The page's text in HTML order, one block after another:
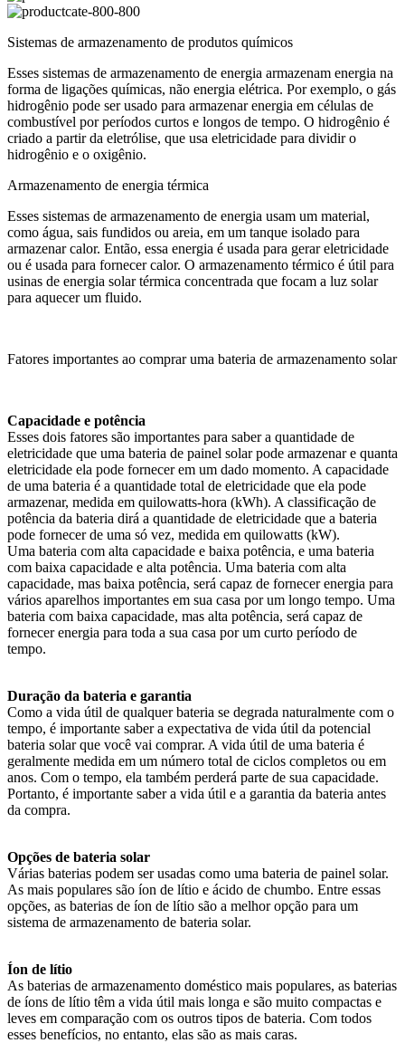
Sistemas de armazenamento de produtos químicos
Esses sistemas de armazenamento de energia armazenam energia na
forma de ligações químicas, não energia elétrica. Por exemplo, o gás
hidrogênio pode ser usado para armazenar energia em células de
combustível por períodos curtos e longos de tempo. O hidrogênio é
criado a partir da eletrólise, que usa eletricidade para dividir o
hidrogênio e o oxigênio.
Armazenamento de energia térmica
Esses sistemas de armazenamento de energia usam um material,
como água, sais fundidos ou areia, em um tanque isolado para
armazenar calor. Então, essa energia é usada para gerar eletricidade
ou é usada para fornecer calor. O armazenamento térmico é útil para
usinas de energia solar térmica concentrada que focam a luz solar
para aquecer um fluido.
Fatores importantes ao comprar uma bateria de armazenamento solar
Capacidade e potência
Esses dois fatores são importantes para saber a quantidade de
eletricidade que uma bateria de painel solar pode armazenar e quanta
eletricidade ela pode fornecer em um dado momento. A capacidade
de uma bateria é a quantidade total de eletricidade que ela pode
armazenar, medida em quilowatts-hora (kWh). A classificação de
potência da bateria dirá a quantidade de eletricidade que a bateria
pode fornecer de uma só vez, medida em quilowatts (kW).
Uma bateria com alta capacidade e baixa potência, e uma bateria
com baixa capacidade e alta potência. Uma bateria com alta
capacidade, mas baixa potência, será capaz de fornecer energia para
vários aparelhos importantes em sua casa por um longo tempo. Uma
bateria com baixa capacidade, mas alta potência, será capaz de
fornecer energia para toda a sua casa por um curto período de
tempo.
Duração da bateria e garantia
Como a vida útil de qualquer bateria se degrada naturalmente com o
tempo, é importante saber a expectativa de vida útil da potencial
bateria solar que você vai comprar. A vida útil de uma bateria é
geralmente medida em um número total de ciclos completos ou em
anos. Com o tempo, ela também perderá parte de sua capacidade.
Portanto, é importante saber a vida útil e a garantia da bateria antes
da compra.
Opções de bateria solar
Várias baterias podem ser usadas como uma bateria de painel solar.
As mais populares são íon de lítio e ácido de chumbo. Entre essas
opções, as baterias de íon de lítio são a melhor opção para um
sistema de armazenamento de bateria solar.
Íon de lítio
As baterias de armazenamento doméstico mais populares, as baterias
de íons de lítio têm a vida útil mais longa e são muito compactas e
leves em comparação com os outros tipos de bateria. Com todos
esses benefícios, no entanto, elas são as mais caras.